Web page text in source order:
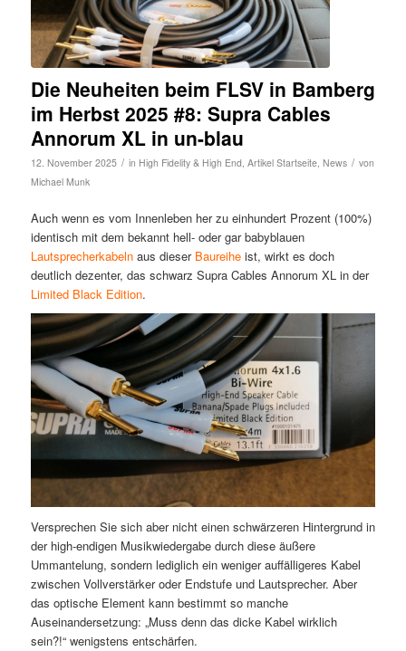
Die Neuheiten beim FLSV in Bamberg
im Herbst 2025 #8: Supra Cables
Annorum XL in un-blau
12. November 2025 / in High Fidelity & High End, Artikel Startseite, News / von
Michael Munk
Auch wenn es vom Innenleben her zu einhundert Prozent (100%)
identisch mit dem bekannt hell- oder gar babyblauen
Lautsprecherkabelnaus dieser Baureiheist, wirkt es doch
deutlich dezenter, das schwarz Supra Cables Annorum XL in der
Limited Black Edition.
Versprechen Sie sich aber nicht einen schwärzeren Hintergrund in
der high-endigen Musikwiedergabe durch diese äußere
Ummantelung, sondern lediglich ein weniger auffälligeres Kabel
zwischen Vollverstärker oder Endstufe und Lautsprecher. Aber
das optische Element kann bestimmt so manche
Auseinandersetzung: „Muss denn das dicke Kabel wirklich
sein?!“ wenigstens entschärfen.